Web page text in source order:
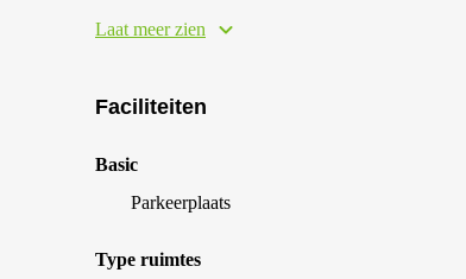
Laat meer zien
Faciliteiten
Basic
Parkeerplaats
Type ruimtes